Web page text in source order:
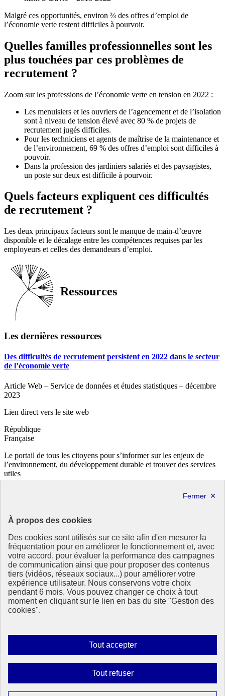
À propos des cookies
Des cookies sont utilisés sur ce site afin d'en mesurer la
fréquentation pour en améliorer le fonctionnement et, avec
votre accord, pour évaluer la performance des campagnes
de communication ainsi que pour proposer des contenus
tiers (vidéos, réseaux sociaux...) pour améliorer votre
expérience utilisateur. Nous conservons votre choix
pendant 6 mois. Vous pouvez changer ce choix à tout
moment en cliquant sur le lien en bas du site "Gestion des
cookies".
Tout accepterAutoriser
tous
Tout refuserInterdire
tous
Malgré ces opportunités, environ ⅔ des offres d’emploi de
l’économie verte restent difficiles à pourvoir.
Quelles familles professionnelles sont les
plus touchées par ces problèmes de
recrutement ?
Zoom sur les professions de l’économie verte en tension en 2022 :
Les menuisiers et les ouvriers de l’agencement et de l’isolation
sont à niveau de tension élevé avec 80 % de projets de
recrutement jugés difficiles.
Pour les techniciens et agents de maîtrise de la maintenance et
de l’environnement, 69 % des offres d’emploi sont difficiles à
pouvoir.
Dans la profession des jardiniers salariés et des paysagistes,
un poste sur deux est difficile à pourvoir.
Quels facteurs expliquent ces difficultés
de recrutement ?
Les deux principaux facteurs sont le manque de main-d’œuvre
disponible et le décalage entre les compétences requises par les
employeurs et celles des demandeurs d’emploi.
Ressources
Les dernières ressources
Des difficultés de recrutement persistent en 2022 dans le secteur
de l’économie verte
Article Web – Service de données et études statistiques – décembre
2023
Lien direct vers le site web
République
Française
Le portail de tous les citoyens pour s’informer sur les enjeux de
l’environnement, du développement durable et trouver des services
utiles
data.gouv.fr- ouvre une nouvelle fenêtre
Partenaire
Partenaire principal :
Eionet Portal
Accessibilité : totalement conforme
Contact